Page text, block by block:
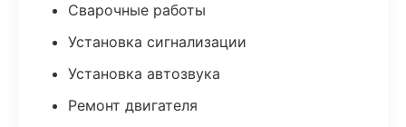
Сварочные работы
Установка сигнализации
Установка автозвука
Ремонт двигателя